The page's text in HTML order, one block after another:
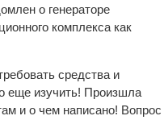
о генераторе
комплекса как
средства и
еще изучить! Произшла
и о чем написано! Вопрос